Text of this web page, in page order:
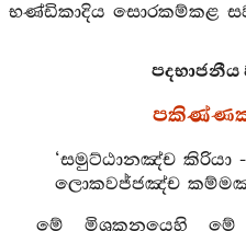
භණ්ඩිකාදිය සොරකම්කළ
පදභාජනීය
‘සමුට්ඨානඤ්ච
ලොකවජ්ජඤ්ච
මේ මිශ්‍රකනයෙහි මේ